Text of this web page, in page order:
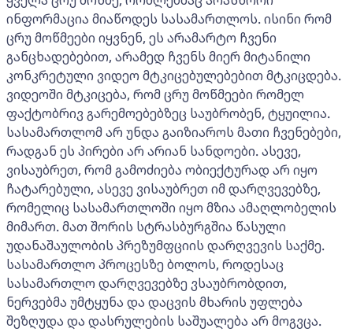
ინფორმაცია მიაწოდეს სასამართლოს. ისინი რომ
ცრუ მოწმეები იყვნენ, ეს არამარტო ჩვენი
განცხადებებით, არამედ ჩვენს მიერ მიტანილი
კონკრეტული ვიდეო მტკიცებულებებით მტკიცდება.
ვიდეოში მტკიცება, რომ ცრუ მოწმეები რომელ
ფაქტობრივ გარემოებებზეც საუბრობენ, ტყუილია.
სასამართლომ არ უნდა გაიზიაროს მათი ჩვენებები,
რადგან ეს პირები არ არიან სანდოები. ასევე,
ვისაუბრეთ, რომ გამოძიება ობიექტურად არ იყო
ჩატარებული, ასევე ვისაუბრეთ იმ დარღვევებზე,
რომელიც სასამართლოში იყო მზია ამაღლობელის
მიმართ. მათ შორის სტრასბურგშია წასული
უდანაშაულობის პრეზუმფციის დარღვევის საქმე.
სასამართლო პროცესზე ბოლოს, როდესაც
სასამართლო დარღვევებზე ვსაუბრობდით,
ნერვებმა უმტყუნა და დაცვის მხარის უფლება
შეზღუდა და დასრულების საშუალება არ მოგვცა.